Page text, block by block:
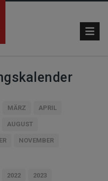
MÄRZ APRIL
AUGUST
NOVEMBER
2022 2023